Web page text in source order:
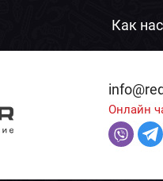
Как
Онлайн